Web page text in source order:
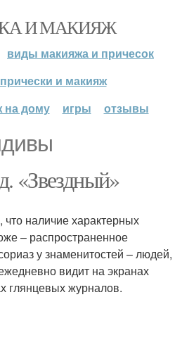
И МАКИЯЖ
виды макияжа и причесок
и макияж
на дому
игры отзывы
«Звездный»
наличие характерных
– распространенное
у знаменитостей – людей,
видит на экранах
глянцевых журналов.